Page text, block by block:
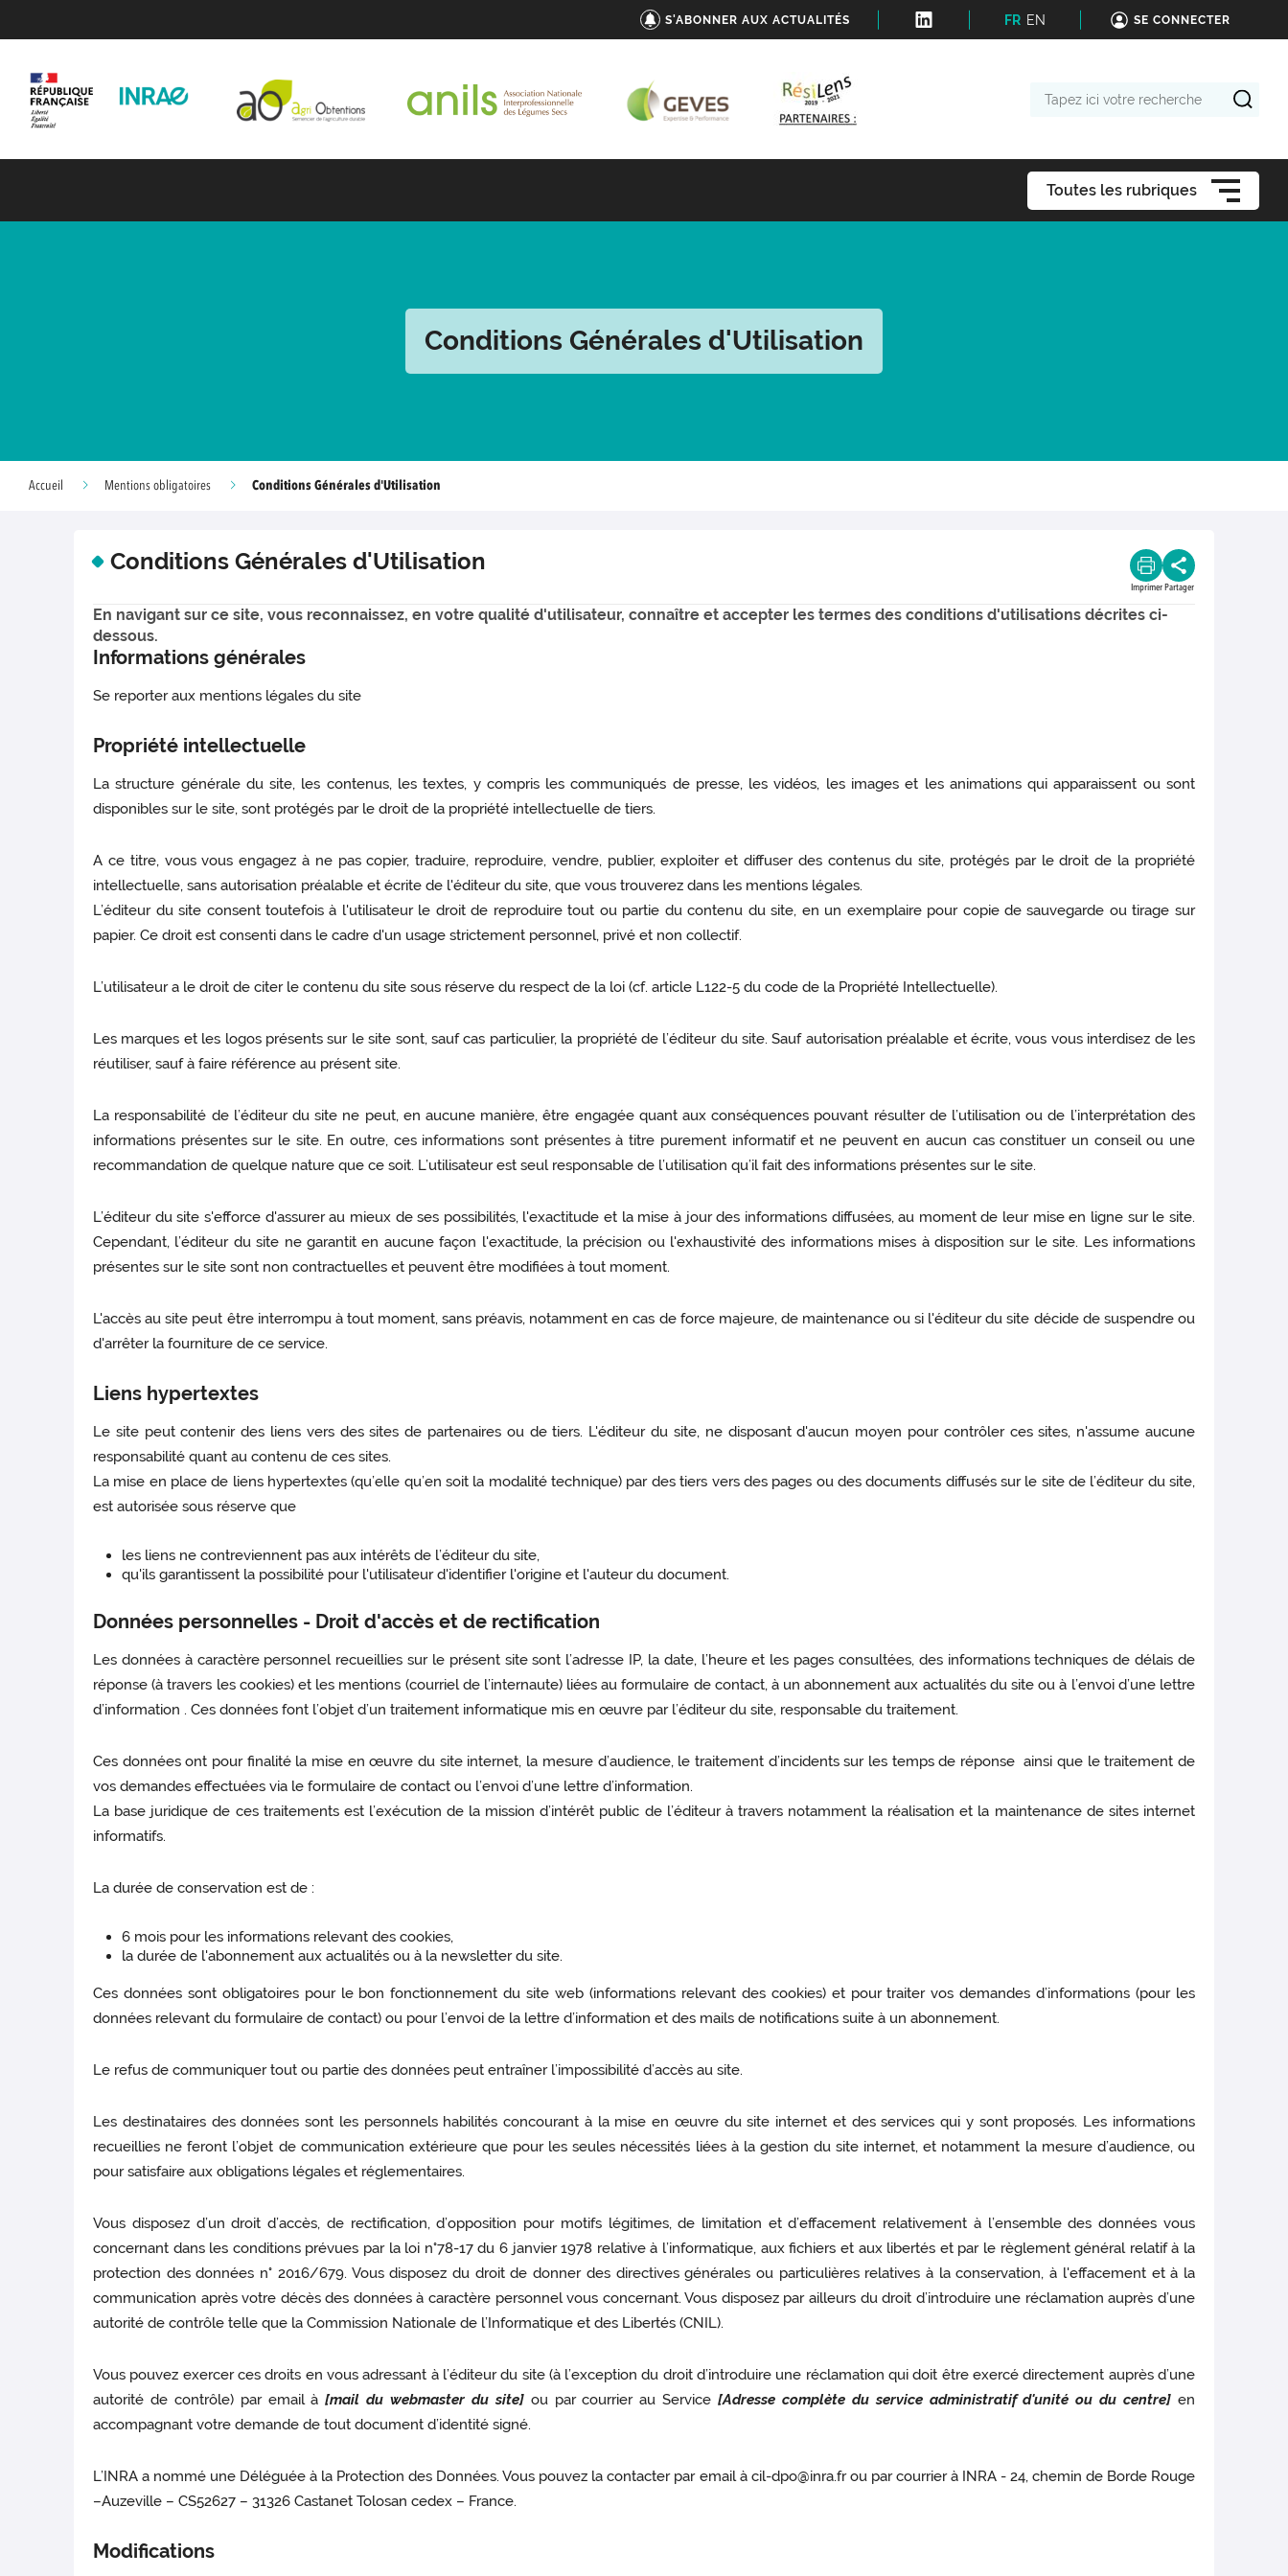
S'ABONNER AUX ACTUALITÉS FR EN SE CONNECTER
Toutes les rubriques
Conditions Générales d'Utilisation
Accueil Mentions obligatoires Conditions Générales d'Utilisation
Conditions Générales d'Utilisation
Imprimer Partager
En navigant sur ce site, vous reconnaissez, en votre qualité d'utilisateur, connaître et accepter les termes des conditions d'utilisations décrites ci-
dessous.
Informations générales
Se reporter aux mentions légales du site
Propriété intellectuelle
La structure générale du site, les contenus, les textes, y compris les communiqués de presse, les vidéos, les images et les animations qui apparaissent ou sont
disponibles sur le site, sont protégés par le droit de la propriété intellectuelle de tiers.
A ce titre, vous vous engagez à ne pas copier, traduire, reproduire, vendre, publier, exploiter et diffuser des contenus du site, protégés par le droit de la propriété
intellectuelle, sans autorisation préalable et écrite de l'éditeur du site, que vous trouverez dans les mentions légales.
L’éditeur du site consent toutefois à l'utilisateur le droit de reproduire tout ou partie du contenu du site, en un exemplaire pour copie de sauvegarde ou tirage sur
papier. Ce droit est consenti dans le cadre d'un usage strictement personnel, privé et non collectif.
L’utilisateur a le droit de citer le contenu du site sous réserve du respect de la loi (cf. article L122-5 du code de la Propriété Intellectuelle).
Les marques et les logos présents sur le site sont, sauf cas particulier, la propriété de l’éditeur du site. Sauf autorisation préalable et écrite, vous vous interdisez de les
réutiliser, sauf à faire référence au présent site.
La responsabilité de l’éditeur du site ne peut, en aucune manière, être engagée quant aux conséquences pouvant résulter de l’utilisation ou de l’interprétation des
informations présentes sur le site. En outre, ces informations sont présentes à titre purement informatif et ne peuvent en aucun cas constituer un conseil ou une
recommandation de quelque nature que ce soit. L’utilisateur est seul responsable de l’utilisation qu’il fait des informations présentes sur le site.
L’éditeur du site s'efforce d'assurer au mieux de ses possibilités, l'exactitude et la mise à jour des informations diffusées, au moment de leur mise en ligne sur le site.
Cependant, l’éditeur du site ne garantit en aucune façon l'exactitude, la précision ou l'exhaustivité des informations mises à disposition sur le site. Les informations
présentes sur le site sont non contractuelles et peuvent être modifiées à tout moment.
L'accès au site peut être interrompu à tout moment, sans préavis, notamment en cas de force majeure, de maintenance ou si l'éditeur du site décide de suspendre ou
d'arrêter la fourniture de ce service.
Liens hypertextes
Le site peut contenir des liens vers des sites de partenaires ou de tiers. L'éditeur du site, ne disposant d'aucun moyen pour contrôler ces sites, n'assume aucune
responsabilité quant au contenu de ces sites.
La mise en place de liens hypertextes (qu’elle qu’en soit la modalité technique) par des tiers vers des pages ou des documents diffusés sur le site de l’éditeur du site,
est autorisée sous réserve que
les liens ne contreviennent pas aux intérêts de l’éditeur du site,
qu'ils garantissent la possibilité pour l'utilisateur d'identifier l'origine et l'auteur du document.
Données personnelles - Droit d'accès et de rectification
Les données à caractère personnel recueillies sur le présent site sont l’adresse IP, la date, l’heure et les pages consultées, des informations techniques de délais de
réponse (à travers les cookies) et les mentions (courriel de l’internaute) liées au formulaire de contact, à un abonnement aux actualités du site ou à l’envoi d’une lettre
d’information . Ces données font l’objet d’un traitement informatique mis en œuvre par l’éditeur du site, responsable du traitement.
Ces données ont pour finalité la mise en œuvre du site internet, la mesure d’audience, le traitement d’incidents sur les temps de réponse ainsi que le traitement de
vos demandes effectuées via le formulaire de contact ou l’envoi d’une lettre d’information.
La base juridique de ces traitements est l’exécution de la mission d’intérêt public de l’éditeur à travers notamment la réalisation et la maintenance de sites internet
informatifs.
La durée de conservation est de :
6 mois pour les informations relevant des cookies,
la durée de l'abonnement aux actualités ou à la newsletter du site.
Ces données sont obligatoires pour le bon fonctionnement du site web (informations relevant des cookies) et pour traiter vos demandes d’informations (pour les
données relevant du formulaire de contact) ou pour l’envoi de la lettre d’information et des mails de notifications suite à un abonnement.
Le refus de communiquer tout ou partie des données peut entraîner l’impossibilité d’accès au site.
Les destinataires des données sont les personnels habilités concourant à la mise en œuvre du site internet et des services qui y sont proposés. Les informations
recueillies ne feront l’objet de communication extérieure que pour les seules nécessités liées à la gestion du site internet, et notamment la mesure d’audience, ou
pour satisfaire aux obligations légales et réglementaires.
Vous disposez d’un droit d’accès, de rectification, d’opposition pour motifs légitimes, de limitation et d’effacement relativement à l’ensemble des données vous
concernant dans les conditions prévues par la loi n°78-17 du 6 janvier 1978 relative à l’informatique, aux fichiers et aux libertés et par le règlement général relatif à la
protection des données n° 2016/679. Vous disposez du droit de donner des directives générales ou particulières relatives à la conservation, à l'effacement et à la
communication après votre décès des données à caractère personnel vous concernant. Vous disposez par ailleurs du droit d’introduire une réclamation auprès d’une
autorité de contrôle telle que la Commission Nationale de l’Informatique et des Libertés (CNIL).
Vous pouvez exercer ces droits en vous adressant à l’éditeur du site (à l’exception du droit d’introduire une réclamation qui doit être exercé directement auprès d’une
autorité de contrôle) par email à[mail du webmaster du site]ou par courrier au Service[Adresse complète du service administratif d'unité ou du centre] en
accompagnant votre demande de tout document d’identité signé.
L’INRA a nommé une Déléguée à la Protection des Données. Vous pouvez la contacter par email à cil-dpo@inra.fr ou par courrier à INRA - 24, chemin de Borde Rouge
–Auzeville – CS52627 – 31326 Castanet Tolosan cedex – France.
Modifications